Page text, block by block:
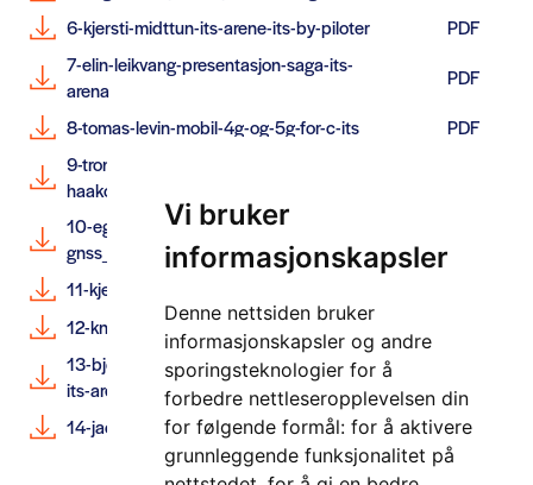
Vi bruker
informasjonskapsler
Denne nettsiden bruker
informasjonskapsler og andre
sporingsteknologier for å
forbedre nettleseropplevelsen din
for følgende formål: for å aktivere
grunnleggende funksjonalitet på
6-kjersti-midttun-its-arene-its-by-piloter
PDF
7-elin-leikvang-presentasjon-saga-its-
arena
PDF
8-tomas-levin-mobil-4g-og-5g-for-c-its
PDF
9-trond-arve-
haakonsen_its_arena_haakonsen
10-egil-aasheim-
gnss_vegprising_its_fagseminar
11-kjersti-boag-leiren-its-rammeverk
12-knut-evensen-its-arena-evensen
13-bjor-grønnevet-innovative-anskaffelser-
its-arena
14-jacob-trondsen-its-arena-fagseminar
PDF